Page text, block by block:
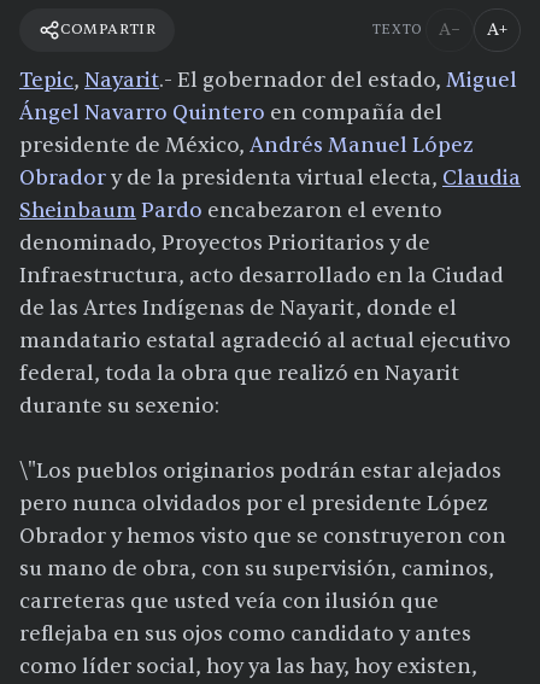
COMPARTIR TEXTO A− A+
Tepic, Nayarit.- El gobernador del estado, Miguel
Ángel Navarro Quintero en compañía del
presidente de México, Andrés Manuel López
Obradory de la presidenta virtual electa, Claudia
SheinbaumPardo encabezaron el evento
denominado, Proyectos Prioritarios y de
Infraestructura, acto desarrollado en la Ciudad
de las Artes Indígenas de Nayarit, donde el
mandatario estatal agradeció al actual ejecutivo
federal, toda la obra que realizó en Nayarit
durante su sexenio:
\"Los pueblos originarios podrán estar alejados
pero nunca olvidados por el presidente López
Obrador y hemos visto que se construyeron con
su mano de obra, con su supervisión, caminos,
carreteras que usted veía con ilusión que
reflejaba en sus ojos como candidato y antes
como líder social, hoy ya las hay, hoy existen,